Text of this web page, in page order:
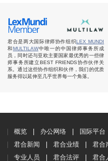
君合是两大国际律师协作组织LEX MUNDI
和MULTILAW中唯一的中国律师事务所成
员，同时还与亚欧主要国家最优秀的一些律
师事务所建立BEST FRIENDS协作伙伴关
系。通过这些协作组织和伙伴，我们的优质
服务得以延伸至几乎世界每一个角落。
概览 办公网络 国际平台
君合新闻
君合业绩 君合
专业人员
君合法评 君合